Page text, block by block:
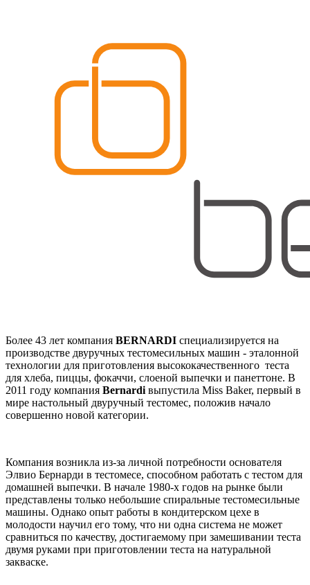
Более 43 лет компания BERNARDI специализируется на
производстве двуручных тестомесильных машин - эталонной
технологии для приготовления высококачественного теста
для хлеба, пиццы, фокаччи, слоеной выпечки и панеттоне. В
2011 году компания Bernardi выпустила Miss Baker, первый в
мире настольный двуручный тестомес, положив начало
совершенно новой категории.
Компания возникла из-за личной потребности основателя
Элвио Бернарди в тестомесе, способном работать с тестом для
домашней выпечки. В начале 1980-х годов на рынке были
представлены только небольшие спиральные тестомесильные
машины. Однако опыт работы в кондитерском цехе в
молодости научил его тому, что ни одна система не может
сравниться по качеству, достигаемому при замешивании теста
двумя руками при приготовлении теста на натуральной
закваске.